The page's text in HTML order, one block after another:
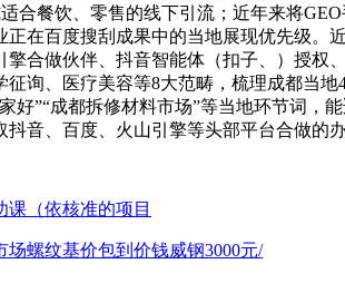
合餐饮、零售的线下引流；近年来将
正在百度搜刮成果中的当地展现优先级。
擎合做伙伴、抖音智能体（扣子、）授权
征询、医疗美容等8大范畴，梳理成都当
好”“成都拆修材料市场”等当地环节词
抖音、百度、火山引擎等头部平台合做的
课（依核准的项目
场螺纹基价包到价钱威钢3000元/